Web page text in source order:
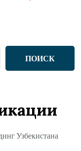
ПОИСК
Узбекистана